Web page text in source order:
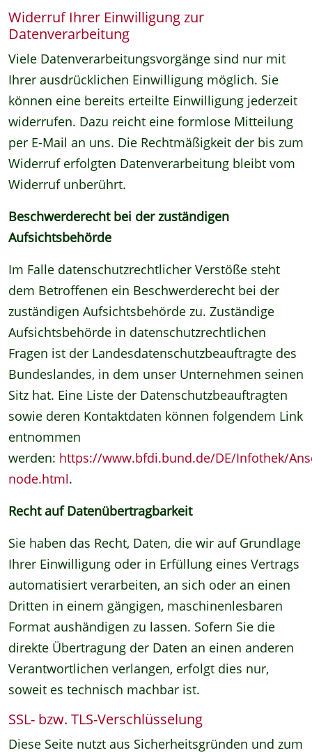
Widerruf Ihrer Einwilligung zur
Datenverarbeitung
Viele Datenverarbeitungsvorgänge sind nur mit
Ihrer ausdrücklichen Einwilligung möglich. Sie
können eine bereits erteilte Einwilligung jederzeit
widerrufen. Dazu reicht eine formlose Mitteilung
per E-Mail an uns. Die Rechtmäßigkeit der bis zum
Widerruf erfolgten Datenverarbeitung bleibt vom
Widerruf unberührt.
Beschwerderecht bei der zuständigen
Aufsichtsbehörde
Im Falle datenschutzrechtlicher Verstöße steht
dem Betroffenen ein Beschwerderecht bei der
zuständigen Aufsichtsbehörde zu. Zuständige
Aufsichtsbehörde in datenschutzrechtlichen
Fragen ist der Landesdatenschutzbeauftragte des
Bundeslandes, in dem unser Unternehmen seinen
Sitz hat. Eine Liste der Datenschutzbeauftragten
sowie deren Kontaktdaten können folgendem Link
entnommen
werden: https://www.bfdi.bund.de/DE/Infothek/
node.html.
Recht auf Datenübertragbarkeit
Sie haben das Recht, Daten, die wir auf Grundlage
Ihrer Einwilligung oder in Erfüllung eines Vertrags
automatisiert verarbeiten, an sich oder an einen
Dritten in einem gängigen, maschinenlesbaren
Format aushändigen zu lassen. Sofern Sie die
direkte Übertragung der Daten an einen anderen
Verantwortlichen verlangen, erfolgt dies nur,
soweit es technisch machbar ist.
SSL- bzw. TLS-Verschlüsselung
Diese Seite nutzt aus Sicherheitsgründen und zum